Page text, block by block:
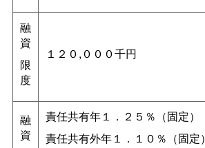
融
資
限
度
１２０,０００千円
融
資
責任共有年１．２５％（固定）
責任共有外年１．１０％（固定）